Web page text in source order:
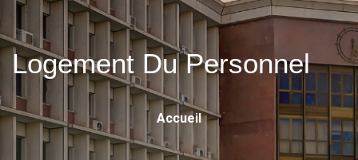
Logement Du Personnel
Fil
D'Ariane
Accueil